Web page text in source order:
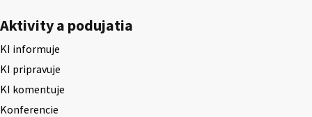
Aktivity a podujatia
KI informuje
KI pripravuje
KI komentuje
Konferencie